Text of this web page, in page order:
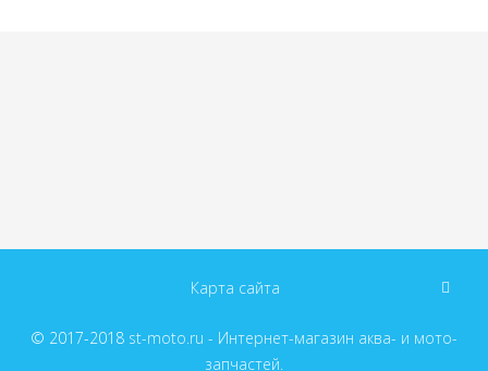
Карта сайта
© 2017-2018 st-moto.ru - Интернет-магазин аква- и мото-
запчастей.